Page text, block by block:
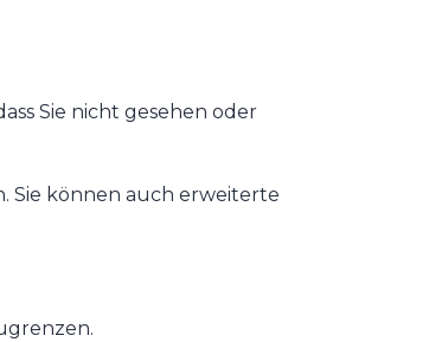
Sie nicht gesehen oder
Sie können auch erweiterte